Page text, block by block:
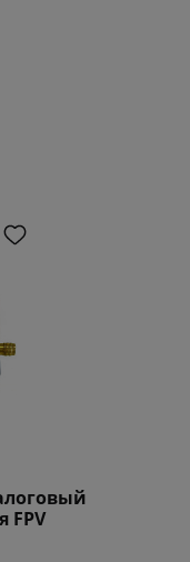
FPV